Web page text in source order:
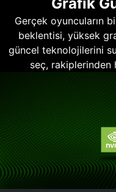
Gerçek oyuncuların
beklentisi, yüksek
güncel teknolojilerini
seç, rakiplerinden